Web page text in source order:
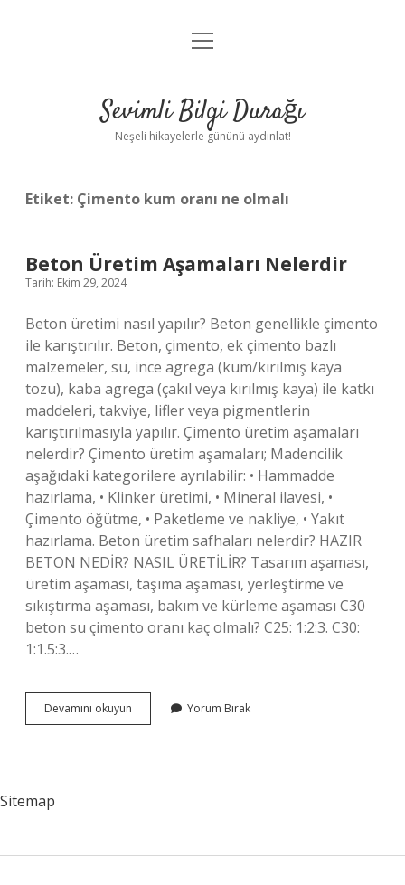
Anasayfa
Yasal Uyarı
menüyü
Sevimli Bilgi Durağı
Neşeli hikayelerle gününü aydınlat!
Etiket: Çimento kum oranı ne olmalı
Beton Üretim Aşamaları Nelerdir
Tarih: Ekim 29, 2024
Beton üretimi nasıl yapılır? Beton genellikle çimento
ile karıştırılır. Beton, çimento, ek çimento bazlı
malzemeler, su, ince agrega (kum/kırılmış kaya
tozu), kaba agrega (çakıl veya kırılmış kaya) ile katkı
maddeleri, takviye, lifler veya pigmentlerin
karıştırılmasıyla yapılır. Çimento üretim aşamaları
nelerdir? Çimento üretim aşamaları; Madencilik
aşağıdaki kategorilere ayrılabilir: • Hammadde
hazırlama, • Klinker üretimi, • Mineral ilavesi, •
Çimento öğütme, • Paketleme ve nakliye, • Yakıt
hazırlama. Beton üretim safhaları nelerdir? HAZIR
BETON NEDİR? NASIL ÜRETİLİR? Tasarım aşaması,
üretim aşaması, taşıma aşaması, yerleştirme ve
sıkıştırma aşaması, bakım ve kürleme aşaması C30
beton su çimento oranı kaç olmalı? C25: 1:2:3. C30:
1:1.5:3.…
Devamını okuyun
Üretim
Yorum Bırak
Sitemap